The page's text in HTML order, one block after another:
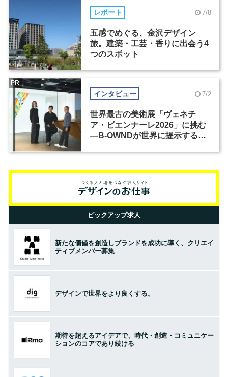
レポート 7/8
五感でめぐる、金沢デザイン
旅。建築・工芸・香りに出会う4
つのスポット
インタビュー 7/2
世界最古の美術展「ヴェネチ
ア・ビエンナーレ2026」に挑む
―B-OWNDが世界に提示する美
PR
ピックアップ求人
新たな価値を創造しブランドを成功に導く、クリエイ
ティブメンバー募集
デザインで世界をより良くする。
期待を超えるアイデアで、時代・創造・コミュニケー
ションのコアであり続ける